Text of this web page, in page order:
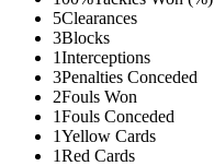
5Clearances
3Blocks
1Interceptions
3Penalties Conceded
2Fouls Won
1Fouls Conceded
1Yellow Cards
1Red Cards